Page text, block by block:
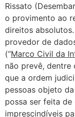
Rissato
o provimento ao
direitos
provedor de
(“Marco Civil da
não prevê, dentre
que a ordem
pessoas objeto
possa ser feita
imprescindíveis